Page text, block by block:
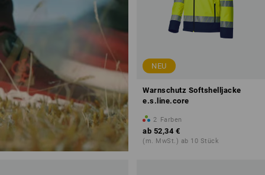
NEU
Warnschutz Softshelljacke
e.s.line.core
2 Farben
ab 52,34 €
(m. MwSt.) ab 10 Stück